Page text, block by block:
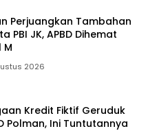
Perjuangkan Tambahan
PBI JK, APBD Dihemat
M
2026
Kredit Fiktif Geruduk
Polman, Ini Tuntutannya